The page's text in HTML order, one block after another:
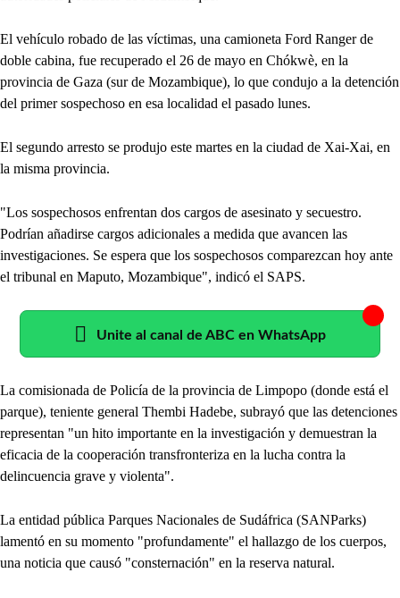
El vehículo robado de las víctimas, una camioneta Ford Ranger de
doble cabina, fue recuperado el 26 de mayo en Chókwè, en la
provincia de Gaza (sur de Mozambique), lo que condujo a la detención
del primer sospechoso en esa localidad el pasado lunes.
El segundo arresto se produjo este martes en la ciudad de Xai-Xai, en
la misma provincia.
"Los sospechosos enfrentan dos cargos de asesinato y secuestro.
Podrían añadirse cargos adicionales a medida que avancen las
investigaciones. Se espera que los sospechosos comparezcan hoy ante
el tribunal en Maputo, Mozambique", indicó el SAPS.
Unite al canal de ABC en WhatsApp
La comisionada de Policía de la provincia de Limpopo (donde está el
parque), teniente general Thembi Hadebe, subrayó que las detenciones
representan "un hito importante en la investigación y demuestran la
eficacia de la cooperación transfronteriza en la lucha contra la
delincuencia grave y violenta".
La entidad pública Parques Nacionales de Sudáfrica (SANParks)
lamentó en su momento "profundamente" el hallazgo de los cuerpos,
una noticia que causó "consternación" en la reserva natural.